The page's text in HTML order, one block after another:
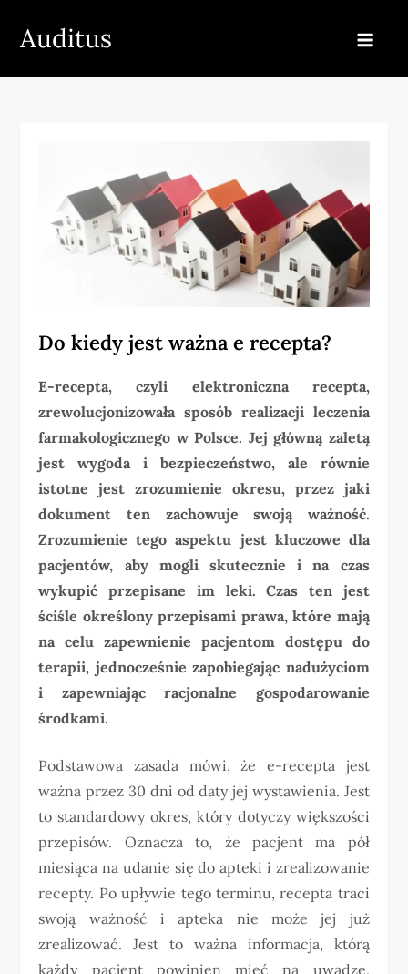
Auditus
Do kiedy jest ważna e recepta?
E-recepta, czyli elektroniczna recepta,
zrewolucjonizowała sposób realizacji leczenia
farmakologicznego w Polsce. Jej główną zaletą
jest wygoda i bezpieczeństwo, ale równie
istotne jest zrozumienie okresu, przez jaki
dokument ten zachowuje swoją ważność.
Zrozumienie tego aspektu jest kluczowe dla
pacjentów, aby mogli skutecznie i na czas
wykupić przepisane im leki. Czas ten jest
ściśle określony przepisami prawa, które mają
na celu zapewnienie pacjentom dostępu do
terapii, jednocześnie zapobiegając nadużyciom
i zapewniając racjonalne gospodarowanie
środkami.
Podstawowa zasada mówi, że e-recepta jest
ważna przez 30 dni od daty jej wystawienia. Jest
to standardowy okres, który dotyczy większości
przepisów. Oznacza to, że pacjent ma pół
miesiąca na udanie się do apteki i zrealizowanie
recepty. Po upływie tego terminu, recepta traci
swoją ważność i apteka nie może jej już
zrealizować. Jest to ważna informacja, którą
każdy pacjent powinien mieć na uwadze,